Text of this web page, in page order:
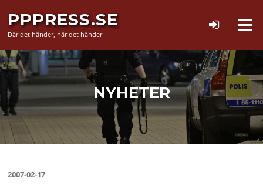
innehåll
PPPRESS.SE
Där det händer, när det händer
Meny
NYHETER
2007-02-17